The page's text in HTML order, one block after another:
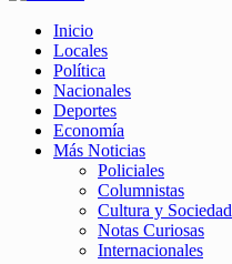
Inicio
Locales
Política
Nacionales
Deportes
Economía
Más Noticias
Policiales
Columnistas
Cultura y Sociedad
Notas Curiosas
Internacionales